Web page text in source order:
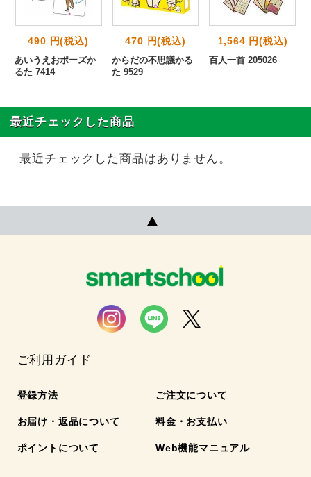
490 円(税込)
あいうえおポーズか
るた 7414
470 円(税込)
からだの不思議かる
た 9529
1,564 円(税込)
百人一首 205026
最近チェックした商品
最近チェックした商品はありません。
ご利用ガイド
登録方法 ご注文について
お届け・返品について 料金・お支払い
ポイントについて Web機能マニュアル